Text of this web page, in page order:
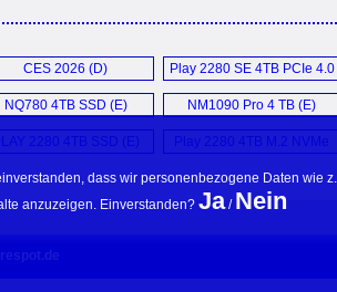
CES 2026 (D)
Play 2280 SE 4TB PCIe 4.0
SSD (E)
NQ780 4TB SSD (E) NM1090 Pro 4 TB (E)
PLAY 2280 4TB SSD (E)
Play 2280 4TB M.2 NVMe
dass wir personenbezogene Daten wie
anzuzeigen. Einverstanden? Ja / Nein